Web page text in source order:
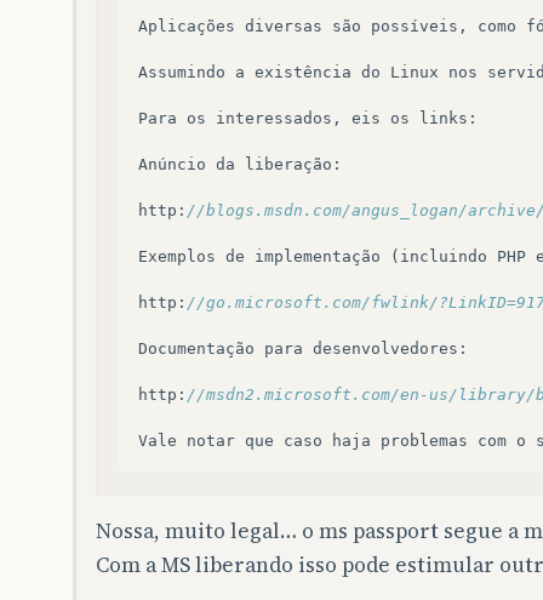
Aplicações diversas são possíveis , como
Assumindo a existência do Linux nos
Para os interessados , eis os links :
Anúncio da liberação :
http : //blogs.msdn.com/angus_logan/
Exemplos de implementação ( incluindo PHP
http : //go.microsoft.com/fwlink/
Documentação para desenvolvedores :
http : //msdn2.microsoft.com/en-us/library/
Vale notar que caso haja problemas com o
Nossa, muito legal… o ms passport segue a
Com a MS liberando isso pode estimular